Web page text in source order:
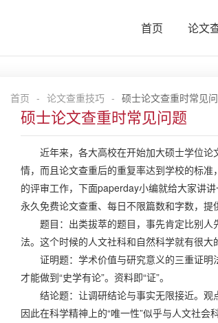
首页 论文
首页 - 论文查重技巧 - 硕士论文查重时常见
硕士论文查重时常见问题
近年来，各大高校在开始加大硕士学位
情，而且论文查重后的重复率达到学校的标
的评审工作，下面paperday小编就给大家讲
永久免费论文查重、每日不限篇数和字数，提
题目：出类拔萃的题目，事先肯定比别
法。这个时候的人文社科和自然科学就有很大
证明题：学术价值与研究意义的三重证明
才能做到“史学有论”。资料即“证”。
结论题：让调研结论与事实无限接近。观
因此在科学精神上的“唯一性”似乎与人文社会